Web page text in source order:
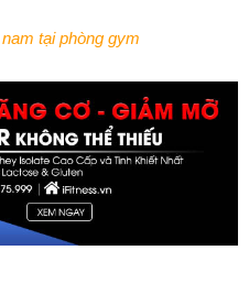
tại phòng gym